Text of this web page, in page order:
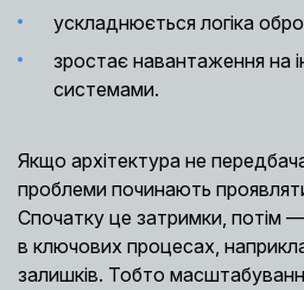
ускладнюється логіка
зростає навантаження на
системами.
Якщо архітектура не
проблеми починають
Спочатку це затримки, потім
в ключових процесах,
залишків. Тобто